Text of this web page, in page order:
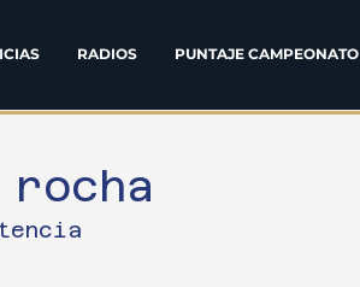
RADIOS PUNTAJE CAMPEONATO